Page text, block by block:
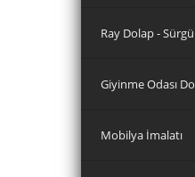
Ray Dolap -
Giyinme Odası
Mobilya İmalatı